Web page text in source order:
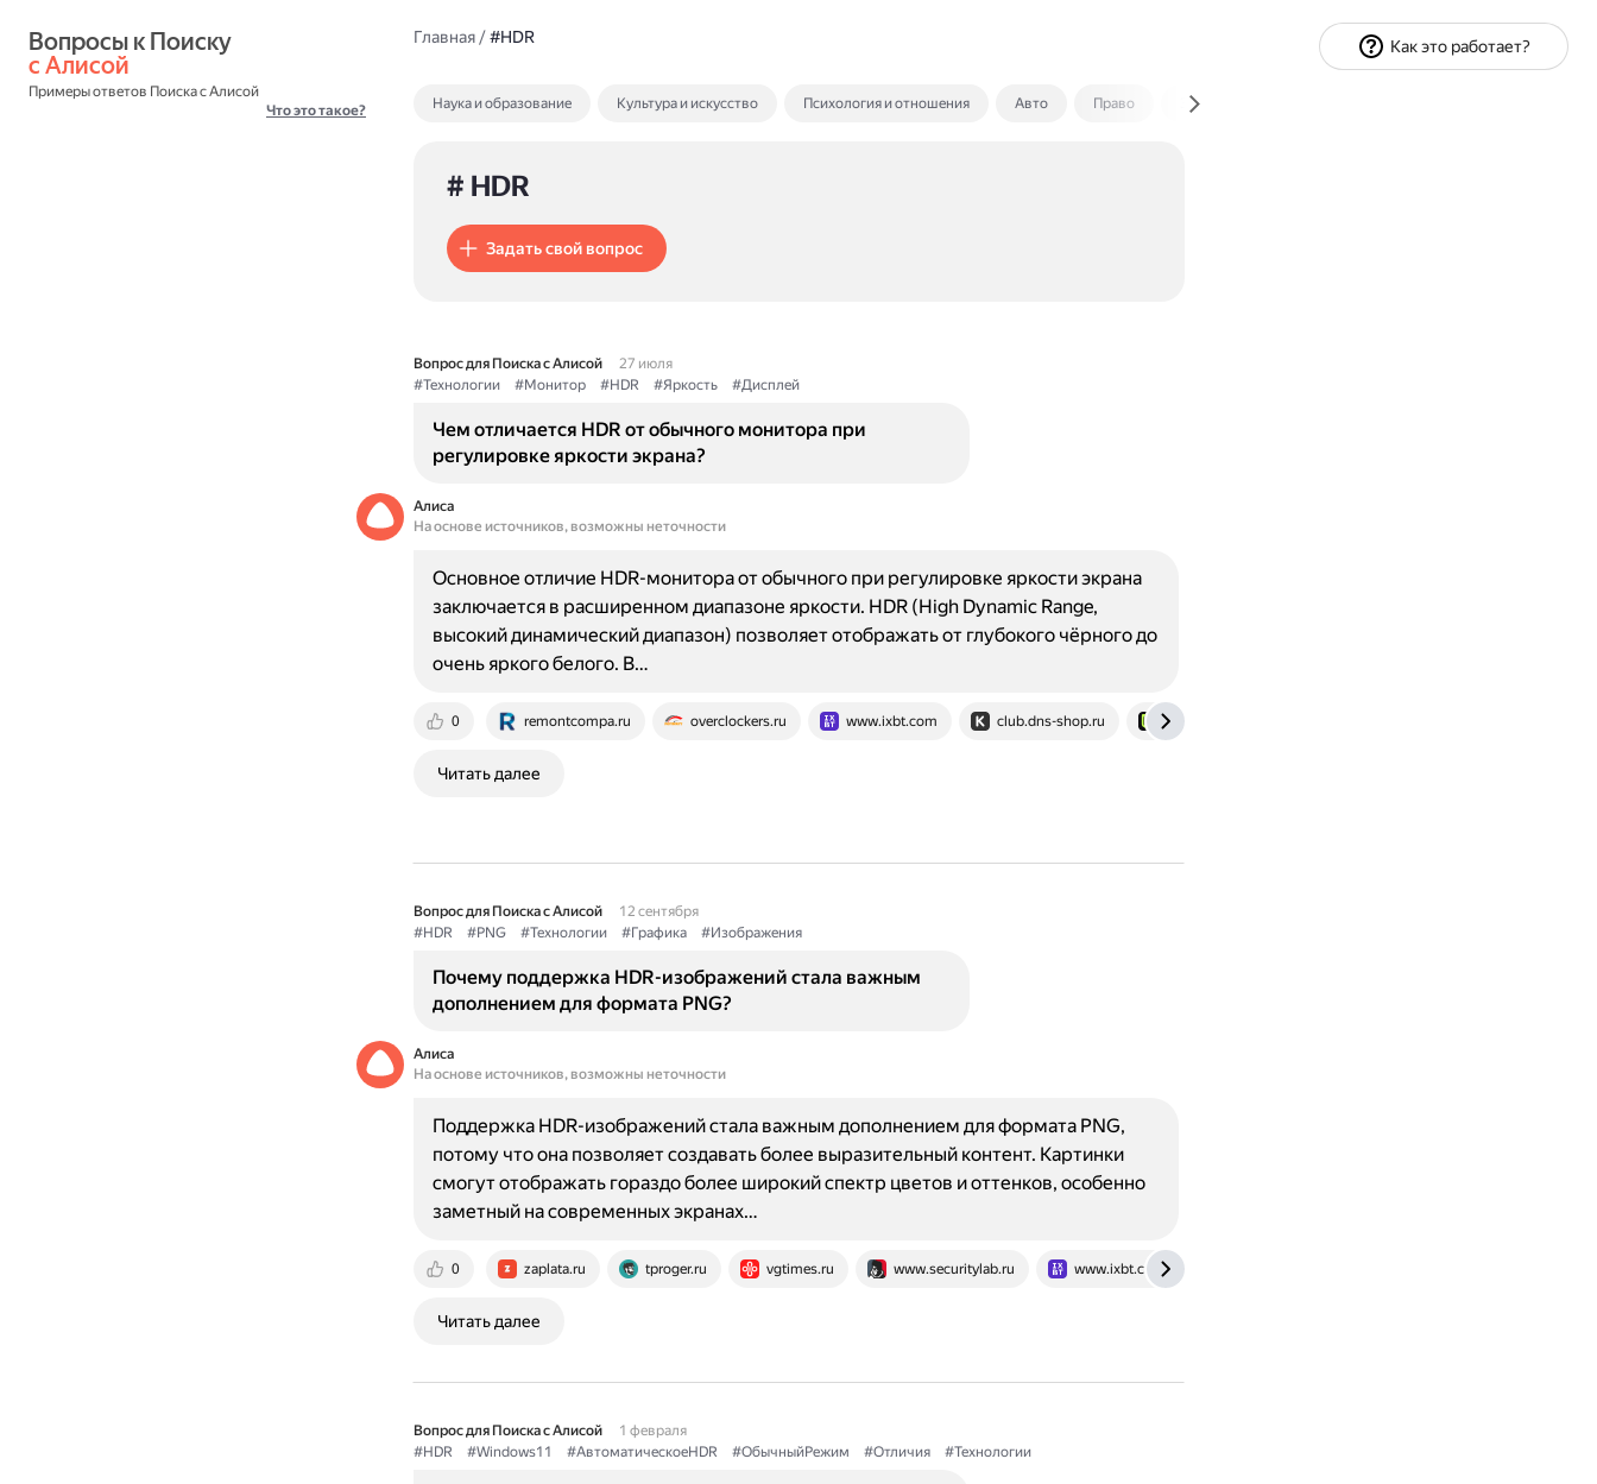
с Алисой
Примеры ответов Поиска с Алисой
Что это такое?
Главная/#HDR
Наука и образование Культура и искусство Психология и отношения Авто Право Экономика и финансы
# HDR
Задать свой вопрос
Вопрос для Поиска с Алисой
27 июля
#Технологии
#Монитор #HDR #Яркость #Дисплей
Чем отличается HDR от обычного монитора при
регулировке яркости экрана?
Алиса
На основе источников, возможны неточности
0 remontcompa.ru overclockers.ru www.ixbt.com club.dns-shop.ru cq.ru
Основное отличие HDR-монитора от обычного при регулировке яркости экрана
заключается в расширенном диапазоне яркости. HDR (High Dynamic Range,
высокий динамический диапазон) позволяет отображать от глубокого чёрного до
очень яркого белого. В…
Читать далее
Вопрос для Поиска с Алисой
12 сентября
#HDR
#PNG #Технологии #Графика #Изображения
Почему поддержка HDR-изображений стала важным
дополнением для формата PNG?
Алиса
На основе источников, возможны неточности
0 zaplata.ru tproger.ru vgtimes.ru www.securitylab.ru www.ixbt.com
Поддержка HDR-изображений стала важным дополнением для формата PNG,
потому что она позволяет создавать более выразительный контент. Картинки
смогут отображать гораздо более широкий спектр цветов и оттенков, особенно
заметный на современных экранах…
Читать далее
Вопрос для Поиска с Алисой
1 февраля
#HDR
#Windows11 #АвтоматическоеHDR #ОбычныйРежим #Отличия #Технологии
Как это работает?